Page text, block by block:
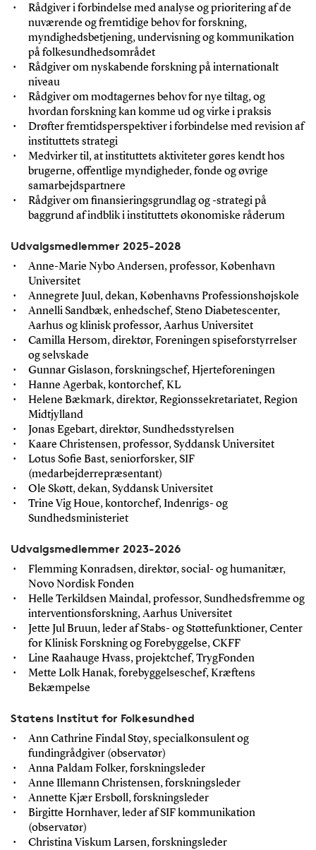
Rådgiver i forbindelse med analyse og prioritering af de
nuværende og fremtidige behov for forskning,
myndighedsbetjening, undervisning og kommunikation
på folkesundhedsområdet
Rådgiver om nyskabende forskning på internationalt
niveau
Rådgiver om modtagernes behov for nye tiltag, og
hvordan forskning kan komme ud og virke i praksis
Drøfter fremtidsperspektiver i forbindelse med revision af
instituttets strategi
Medvirker til, at instituttets aktiviteter gøres kendt hos
brugerne, offentlige myndigheder, fonde og øvrige
samarbejdspartnere
Rådgiver om finansieringsgrundlag og -strategi på
baggrund af indblik i instituttets økonomiske råderum
Udvalgsmedlemmer 2025-2028
Anne-Marie Nybo Andersen, professor, København
Universitet
Annegrete Juul, dekan, Københavns Professionshøjskole
Annelli Sandbæk, enhedschef, Steno Diabetescenter,
Aarhus og klinisk professor, Aarhus Universitet
Camilla Hersom, direktør, Foreningen spiseforstyrrelser
og selvskade
Gunnar Gislason, forskningschef, Hjerteforeningen
Hanne Agerbak, kontorchef, KL
Helene Bækmark, direktør, Regionssekretariatet, Region
Midtjylland
Jonas Egebart, direktør, Sundhedsstyrelsen
Kaare Christensen, professor, Syddansk Universitet
Lotus Sofie Bast, seniorforsker, SIF
(medarbejderrepræsentant)
Ole Skøtt, dekan, Syddansk Universitet
Trine Vig Houe, kontorchef, Indenrigs- og
Sundhedsministeriet
Udvalgsmedlemmer 2023-2026
Flemming Konradsen, direktør, social- og humanitær,
Novo Nordisk Fonden
Helle Terkildsen Maindal, professor, Sundhedsfremme og
interventionsforskning, Aarhus Universitet
Jette Jul Bruun, leder af Stabs- og Støttefunktioner, Center
for Klinisk Forskning og Forebyggelse, CKFF
Line Raahauge Hvass, projektchef, TrygFonden
Mette Lolk Hanak, forebyggelseschef, Kræftens
Bekæmpelse
Statens Institut for Folkesundhed
Ann Cathrine Findal Støy, specialkonsulent og
fundingrådgiver (observatør)
Anna Paldam Folker, forskningsleder
Anne Illemann Christensen, forskningsleder
Annette Kjær Ersbøll, forskningsleder
Birgitte Hornhaver, leder af SIF kommunikation
(observatør)
Christina Viskum Larsen, forskningsleder